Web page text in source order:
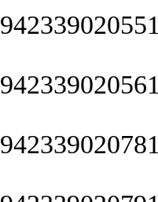
942339020551
942339020561
942339020781